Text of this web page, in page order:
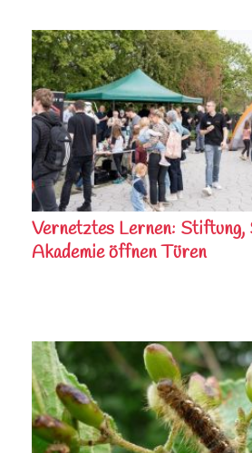
Vernetztes Lernen: Stiftung,
Akademie öffnen Türen